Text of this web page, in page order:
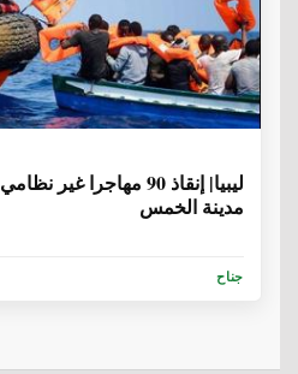
مدينة الخمس
جناح